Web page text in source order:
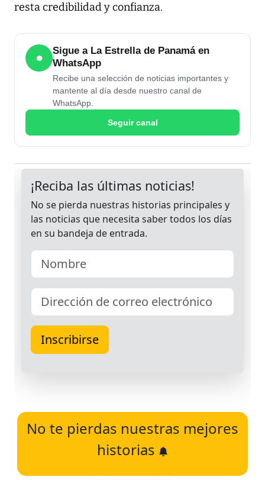
resta credibilidad y confianza.
●
Sigue a La Estrella de Panamá en
WhatsApp
Recibe una selección de noticias importantes y
mantente al día desde nuestro canal de
WhatsApp.
Seguir canal
No te pierdas nuestras mejores
historias